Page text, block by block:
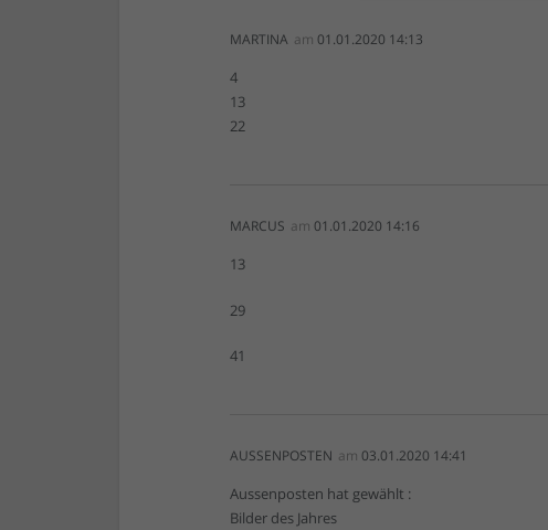
MARTINA am 01.01.2020 14:13
4
13
22
MARCUS am 01.01.2020 14:16
13
29
41
AUSSENPOSTEN am 03.01.2020 14:41
Aussenposten hat gewählt :
Bilder des Jahres